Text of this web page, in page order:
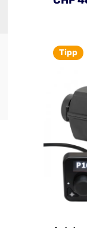
Tipp